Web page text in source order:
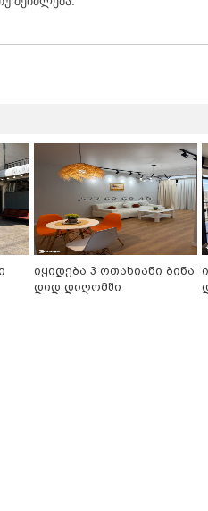
იყიდება 3 ოთახიანი ბინა
დიდ დიღომში